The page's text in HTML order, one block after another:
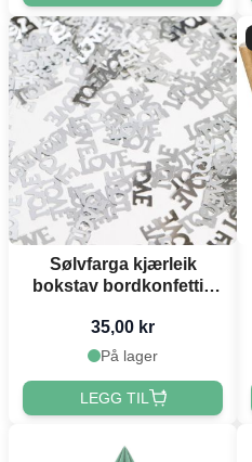
Sølvfarga kjærleik
bokstav bordkonfetti -
35,00 kr
På lager
LEGG TIL